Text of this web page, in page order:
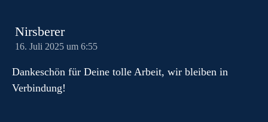
Nirsberer
16. Juli 2025 um 6:55
Dankeschön für Deine tolle Arbeit, wir bleiben in
Verbindung!